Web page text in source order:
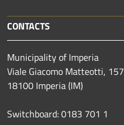
CONTACTS
Municipality of Imperia
Viale Giacomo Matteotti, 157
18100 Imperia (IM)
Switchboard: 0183 701 1